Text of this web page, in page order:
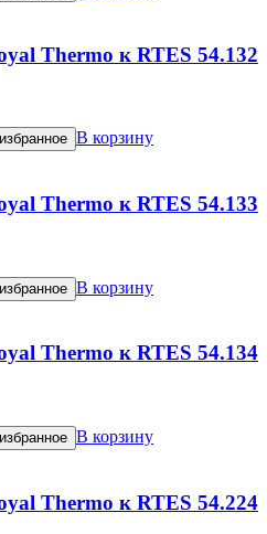
Thermo к RTES 54.132
В корзину
Thermo к RTES 54.133
В корзину
Thermo к RTES 54.134
В корзину
Thermo к RTES 54.224